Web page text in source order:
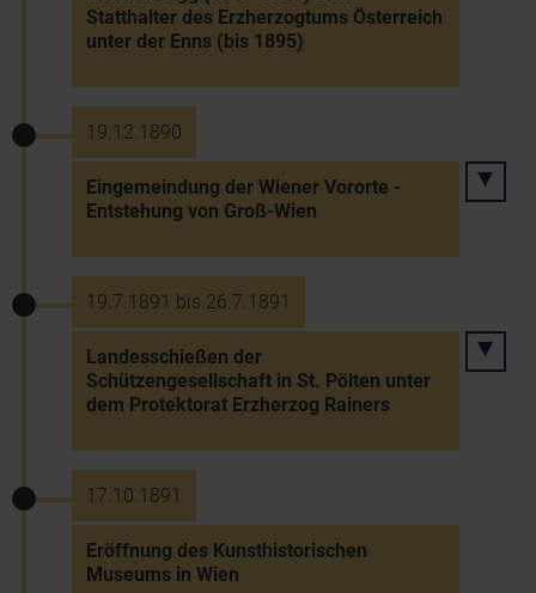
Statthalter des Erzherzogtums Österreich
unter der Enns (bis 1895)
19.12.1890
Eingemeindung der Wiener Vororte -
Entstehung von Groß-Wien
19.7.1891 bis 26.7.1891
Landesschießen der
Schützengesellschaft in St. Pölten unter
dem Protektorat Erzherzog Rainers
17.10.1891
Eröffnung des Kunsthistorischen
Museums in Wien